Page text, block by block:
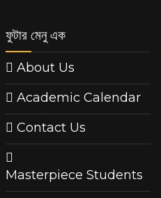
ফুটার মেনু এক
About Us
Academic Calendar
Contact Us
Masterpiece Students